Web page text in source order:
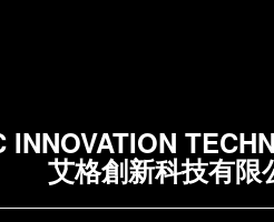
INNOVATION
艾格創新科技有限